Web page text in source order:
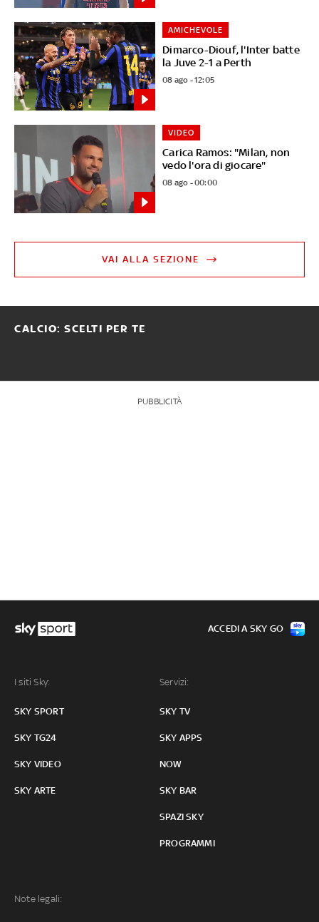
Dimarco-Diouf, l'Inter batte
la Juve 2-1 a Perth
AMICHEVOLE
08 ago - 12:05
Carica Ramos: "Milan, non
vedo l'ora di giocare"
VIDEO
08 ago - 00:00
VAI ALLA SEZIONE
CALCIO: SCELTI PER TE
PUBBLICITÀ
I siti Sky:
SKY SPORT
SKY TG24
SKY VIDEO
SKY ARTE
Servizi:
SKY TV
SKY APPS
NOW
SKY BAR
SPAZI SKY
PROGRAMMI
Note legali:
ACCEDI A SKY GO